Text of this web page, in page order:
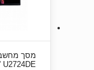
U2724DE ‏”27 ‏QHD דל